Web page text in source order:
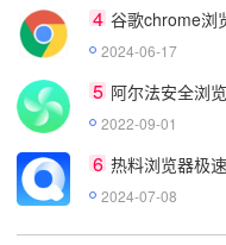
4 谷歌chrome浏
2024-06-17
5 阿尔法安全浏
2022-09-01
6 热料浏览器极
2024-07-08